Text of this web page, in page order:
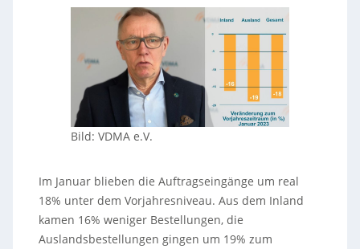
Bild: VDMA e.V.
Im Januar blieben die Auftragseingänge um real
18% unter dem Vorjahresniveau. Aus dem Inland
kamen 16% weniger Bestellungen, die
Auslandsbestellungen gingen um 19% zum